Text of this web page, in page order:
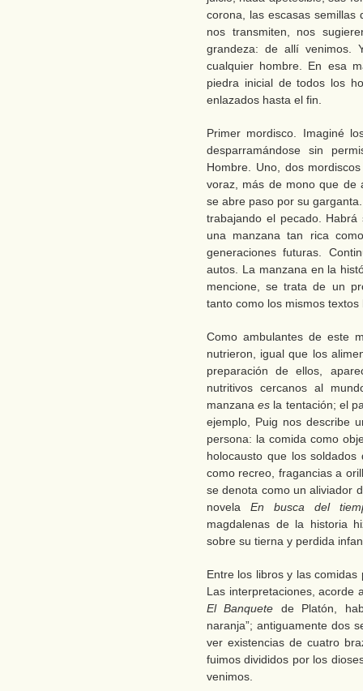
corona, las escasas semillas
nos transmiten, nos
grandeza: de allí venimos.
cualquier hombre. En esa
piedra inicial de todos los
enlazados hasta el fin.
Primer mordisco. Imaginé
desparramándose sin
Hombre. Uno, dos
voraz, más de mono que de
se abre paso por su
trabajando el pecado.
una manzana tan rica
generaciones futuras.
autos. La manzana en la
mencione, se trata de un
tanto como los mismos textos
Como ambulantes de este
nutrieron, igual que los
preparación de ellos,
nutritivos cercanos al
manzanaes la tentación; el
ejemplo, Puig nos describe
persona: la comida como
holocausto que los
como recreo, fragancias a
se denota como un aliviador
novela En busca del
magdalenas de la historia
sobre su tierna y perdida
Entre los libros y las
Las interpretaciones, acorde
El Banquete de Platón,
naranja”; antiguamente dos
ver existencias de cuatro
fuimos divididos por los
venimos.